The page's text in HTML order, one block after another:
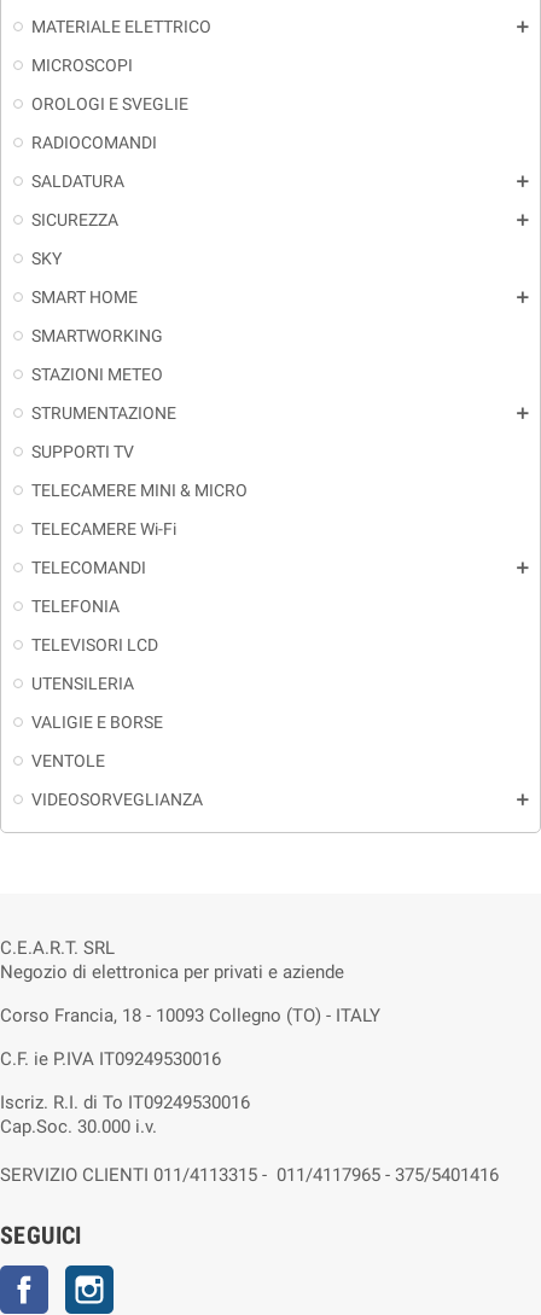
MATERIALE ELETTRICO
add
MICROSCOPI
OROLOGI E SVEGLIE
RADIOCOMANDI
SALDATURA
add
SICUREZZA add
SKY
SMART HOME
add
SMARTWORKING
STAZIONI METEO
STRUMENTAZIONE
add
SUPPORTI TV
TELECAMERE MINI & MICRO
TELECAMERE Wi-Fi
TELECOMANDI
add
TELEFONIA
TELEVISORI LCD
UTENSILERIA
VALIGIE E BORSE
VENTOLE
VIDEOSORVEGLIANZA
add
C.E.A.R.T. SRL
Negozio di elettronica per privati e aziende
Corso Francia, 18 - 10093 Collegno (TO) - ITALY
C.F. ie P.IVA IT09249530016
Iscriz. R.I. di To IT09249530016
Cap.Soc. 30.000 i.v.
SERVIZIO CLIENTI 011/4113315 - 011/4117965 - 375/5401416
SEGUICI
Facebook